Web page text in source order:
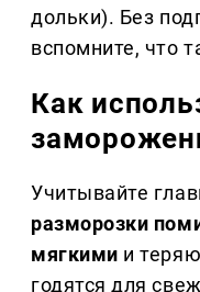
дольки). Без
вспомните, что
Как
Учитывайте
разморозки
мягкими и
годятся для